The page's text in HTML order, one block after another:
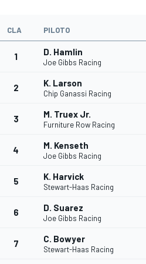
FÓRMULA E
CLA PILOTO
1 D. Hamlin
Joe Gibbs Racing
2 K. Larson
Chip Ganassi Racing
3 M. Truex Jr.
Furniture Row Racing
4 M. Kenseth
Joe Gibbs Racing
5 K. Harvick
Stewart-Haas Racing
6 D. Suarez
Joe Gibbs Racing
7 C. Bowyer
Stewart-Haas Racing